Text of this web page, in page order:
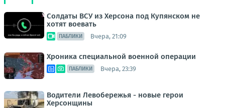
Солдаты ВСУ из Херсона под Купянском не
хотят воевать
ПАБЛИКИ Вчера, 21:09
Хроника специальной военной операции
ПАБЛИКИ Вчера, 23:39
Водители Левобережья - новые герои
Херсонщины